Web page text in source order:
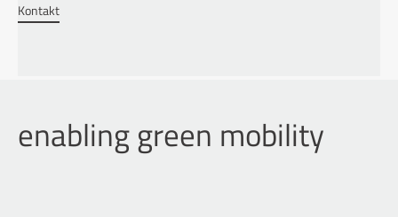
Kontakt
enabling green mobility